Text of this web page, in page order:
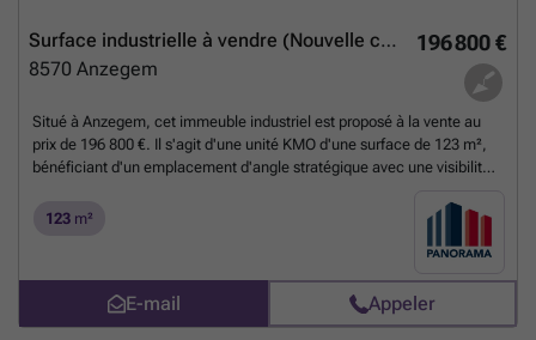
196 800 €
Surface industrielle à vendre (Nouvelle construction)
8570 Anzegem
Situé à Anzegem, cet immeuble industriel est proposé à la vente au
prix de 196 800 €. Il s'agit d'une unité KMO d'une surface de 123 m²,
bénéficiant d'un emplacement d'angle stratégique avec une visibilité
HOEKSTRAAT ». Cette unité se compose d'un espace de stockage
mètres sur 4,5 mètres, facilitant l’entrée et la sortie de marchandises.
La hauteur libre sous plafond est de 4,92 mètres, offrant une
volumétrie intéressante pour diverses activités industrielles ou
logistiques. Le bâtiment est équipé d’une dalle en béton et d’un puits
123 m²
E-mail Appeler